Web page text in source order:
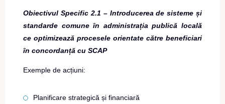
Obiectivul Specific 2.1 – Introducerea de sisteme și
standarde comune în administrația publică locală
ce optimizează procesele orientate către beneficiari
în concordanță cu SCAP
Exemple de acțiuni:
Planificare strategică și financiară